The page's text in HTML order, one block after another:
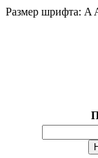
Размер шрифта: A